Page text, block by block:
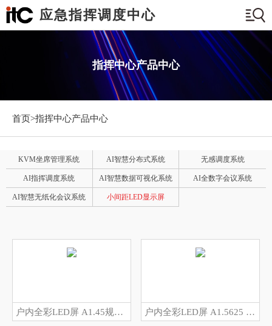
应急指挥调度中心
指挥中心产品中心
首页>指挥中心产品中心
KVM坐席管理系统 AI智慧分布式系统 无感调度系统
AI指挥调度系统 AI智慧数据可视化系统 AI全数字会议系统
AI智慧无纸化会议系统 小间距LED显示屏
户内全彩LED屏 A1.45规格: TV-PG145-GM/TV-PG145-GP/TV-PG145-GX 户内全彩LED屏 A1.5625 规格: TV-PG156-GM/TV-PG156-GP/TV-PG156-GX